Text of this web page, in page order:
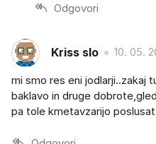
Odgovori
Kriss slo 10. 05.
mi smo res eni jodlarji..zakaj
baklavo in druge
pa tole kmetavzarijo poslusat